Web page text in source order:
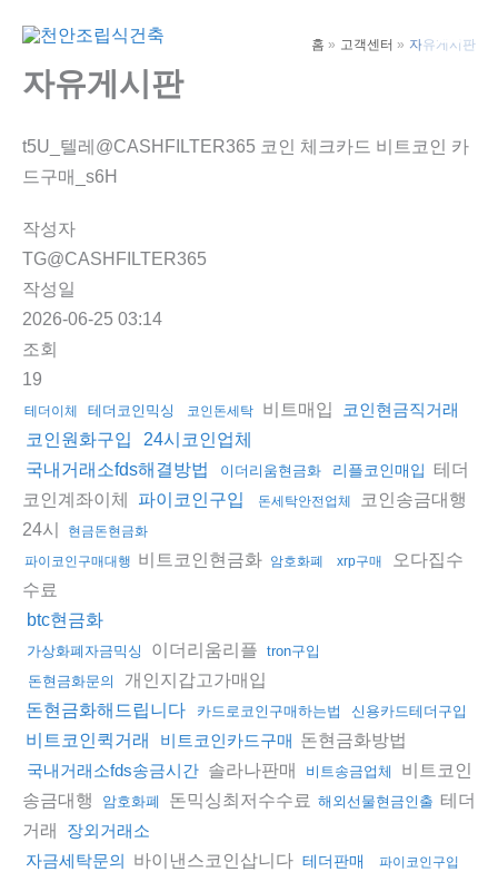
Main
홈 고객센터 자유게시판
자유게시판
t5U_텔레@CASHFILTER365 코인 체크카드 비트코인 카
드구매_s6H
작성자
TG@CASHFILTER365
작성일
2026-06-25 03:14
조회
19
테더이체 테더코인믹싱 코인돈세탁 비트매입
코인현금직거래
코인원화구입
24시코인업체
국내거래소fds해결방법
이더리움현금화 리플코인매입 테더
코인계좌이체
파이코인구입 돈세탁안전업체
코인송금대행
24시
현금돈현금화
파이코인구매대행 비트코인현금화 암호화폐 xrp구매
오다집수
수료
btc현금화
가상화폐자금믹싱 이더리움리플 tron구입
돈현금화문의
개인지갑고가매입
돈현금화해드립니다 카드로코인구매하는법 신용카드테더구입
비트코인퀵거래 비트코인카드구매 돈현금화방법
국내거래소fds송금시간 솔라나판매 비트송금업체
비트코인
송금대행
암호화폐 돈믹싱최저수수료 해외선물현금인출 테더
거래
장외거래소
자금세탁문의 바이낸스코인삽니다 테더판매
파이코인구입